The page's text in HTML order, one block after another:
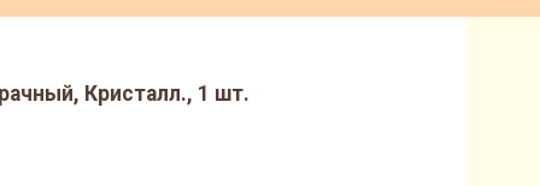
Кристалл., 1 шт.